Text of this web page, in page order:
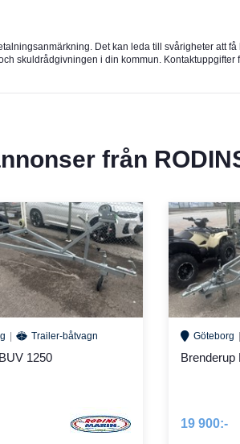
Det kan leda till svårigheter att få
skuldrådgivningen i din kommun. Kontaktuppgifter
från
Trailer-båtvagn
1250
Göteborg
Brenderup
19 900:-